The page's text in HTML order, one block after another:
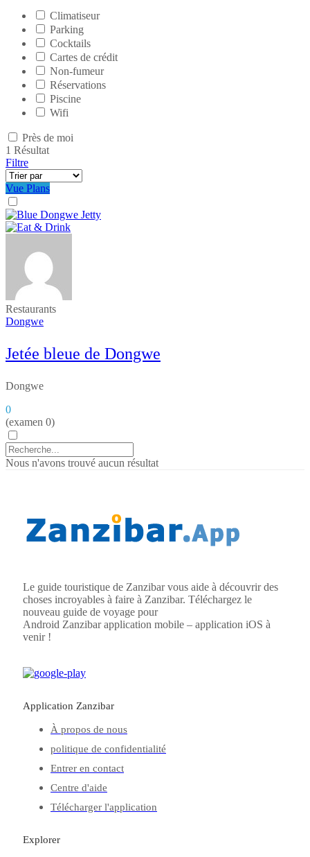
Climatiseur
Parking
Cocktails
Cartes de crédit
Non-fumeur
Réservations
Piscine
Wifi
Près de moi
1 Résultat
Filtre
Vue Plans
Restaurants
Dongwe
Jetée bleue de Dongwe
Dongwe
0
(examen 0)
Nous n'avons trouvé aucun résultat
Le guide touristique de Zanzibar vous aide à découvrir des
choses incroyables à faire à Zanzibar. Téléchargez le
nouveau guide de voyage pour
Android Zanzibarapplication mobile – application iOS à
venir !
Application Zanzibar
À propos de nous
politique de confidentialité
Entrer en contact
Centre d'aide
Télécharger l'application
Explorer